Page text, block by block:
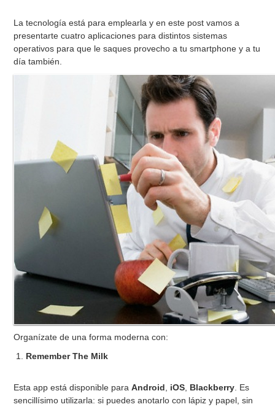
La tecnología está para emplearla y en este post vamos a
presentarte cuatro aplicaciones para distintos sistemas
operativos para que le saques provecho a tu smartphone y a tu
día también.
Organízate de una forma moderna con:
Remember The Milk
Esta app está disponible paraAndroid iOS Blackberry . Es
sencillísimo utilizarla: si puedes anotarlo con lápiz y papel, sin